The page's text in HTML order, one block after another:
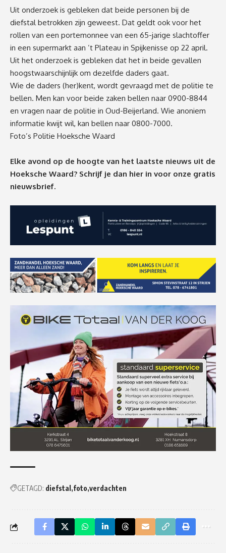
Uit onderzoek is gebleken dat beide personen bij de
diefstal betrokken zijn geweest. Dat geldt ook voor het
rollen van een portemonnee van een 65-jarige slachtoffer
in een supermarkt aan ’t Plateau in Spijkenisse op 22 april.
Uit het onderzoek is gebleken dat het in beide gevallen
hoogstwaarschijnlijk om dezelfde daders gaat.
Wie de daders (her)kent, wordt gevraagd met de politie te
bellen. Men kan voor beide zaken bellen naar 0900-8844
en vragen naar de politie in Oud-Beijerland. Wie anoniem
informatie kwijt wil, kan bellen naar 0800-7000.
Foto’s Politie Hoeksche Waard
Elke avond op de hoogte van het laatste nieuws uit de
Hoeksche Waard? Schrijf je dan hier in voor onze gratis
nieuwsbrief.
GETAGD: diefstal foto verdachten